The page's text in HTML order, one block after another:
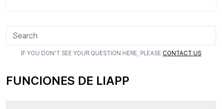
IF YOU DON'T SEE YOUR QUESTION HERE, PLEASE CONTACT US
FUNCIONES DE LIAPP